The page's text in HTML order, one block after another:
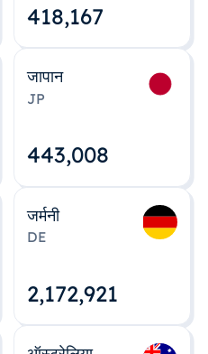
418,167
जापान
JP
443,008
जर्मनी
DE
2,172,922